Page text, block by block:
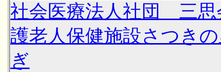
社会医療法人社団 三
護老人保健施設さつき
ぎ